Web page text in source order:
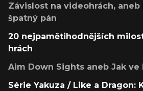
Závislost na videohrách,
špatný pán
20 nejpamětihodnějších
hrách
Aim Down Sights aneb Jak ve
Série Yakuza / Like a Dragon: